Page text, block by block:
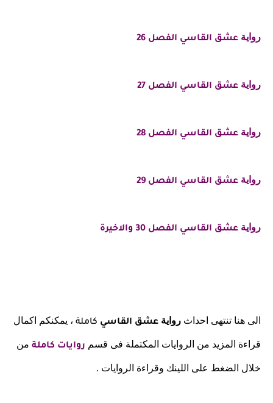
رواية عشق القاسي الفصل 26
رواية عشق القاسي الفصل 27
رواية عشق القاسي الفصل 28
رواية عشق القاسي الفصل 29
رواية عشق القاسي الفصل 30 والاخيرة
الى هنا تنتهى احداث رواية عشق القاسي كاملة ، يمكنكم اكمال
قراءة المزيد من الروايات المكتملة فى قسم روايات كاملة من
خلال الضغط على اللينك وقراءة الروايات .